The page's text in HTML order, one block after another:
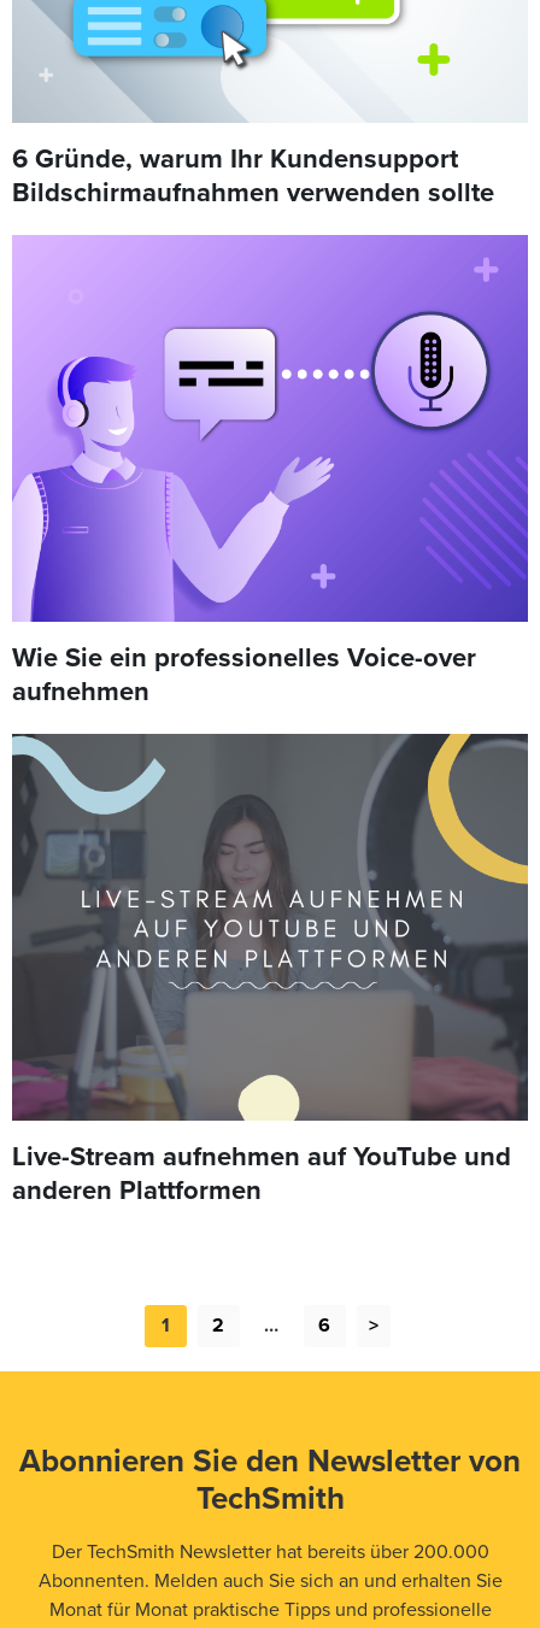
6 Gründe, warum Ihr Kundensupport
Bildschirmaufnahmen verwenden sollte
Wie Sie ein professionelles Voice-over
aufnehmen
Live-Stream aufnehmen auf YouTube und
anderen Plattformen
1 2 … 6 >
Abonnieren Sie den Newsletter von
TechSmith
Der TechSmith Newsletter hat bereits über 200.000
Abonnenten. Melden auch Sie sich an und erhalten Sie
Monat für Monat praktische Tipps und professionelle